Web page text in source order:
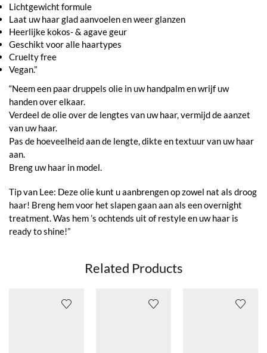
Lichtgewicht formule
Laat uw haar glad aanvoelen en weer glanzen
Heerlijke kokos- & agave geur
Geschikt voor alle haartypes
Cruelty free
Vegan.”
“Neem een paar druppels olie in uw handpalm en wrijf uw
handen over elkaar.
Verdeel de olie over de lengtes van uw haar, vermijd de aanzet
van uw haar.
Pas de hoeveelheid aan de lengte, dikte en textuur van uw haar
aan.
Breng uw haar in model.
Tip van Lee: Deze olie kunt u aanbrengen op zowel nat als droog
haar! Breng hem voor het slapen gaan aan als een overnight
treatment. Was hem ’s ochtends uit of restyle en uw haar is
ready to shine!”
Related Products